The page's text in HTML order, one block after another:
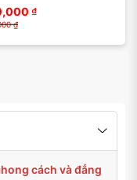
Bàn ₫
₫
cách và đẳng